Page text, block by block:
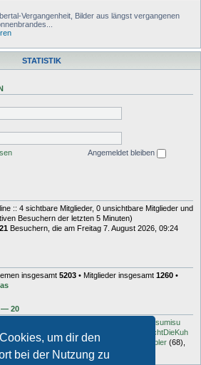
um dir den
bei der Nutzung zu
Vergangenheit, Bilder aus längst vergangenen
STATISTIK
Angemeldet bleiben
:: 4 sichtbare Mitglieder, 0 unsichtbare Mitglieder und
Besuchern der letzten 5 Minuten)
Besuchern, die am Freitag 7. August 2026, 09:24
insgesamt 5203 • Mitglieder insgesamt 1260 •
— 20
sumisu
(124), markus.whatever
MuhMachtDieKuh
Hooge(77),Öröc(71),zokker000 vfbler (68),
DocBrown(56)